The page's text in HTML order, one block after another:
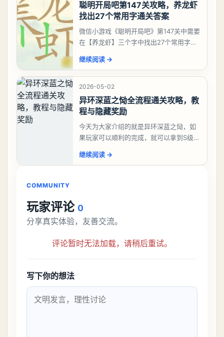
聪明开局吧第147关攻略，养龙虾
找出27个常用字通关答案
微信小游戏《聪明开局吧》第147关中需要
在【养龙虾】三个字中找出27个常用字，
大、夫、夰、巾、中、虫、下、虾、卜、
囗、吓、卟、
继续阅读 →
2026-05-02
异环深蓝之恸全流程通关攻略，教
程与隐藏奖励
今天为大家介绍的就是异环深蓝之恸，如
果玩家可以顺利的完成，就可以拿到S级弧
比较高的，对于那些新手玩家并不建议直
继续阅读 →
COMMUNITY
玩家评论 0
分享真实体验，友善交流。
评论暂时无法加载，请稍后重试。
写下你的想法